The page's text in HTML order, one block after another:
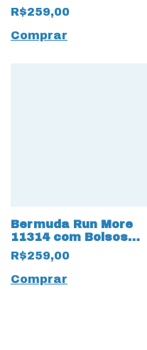
R$259,00
Comprar
Bermuda Run More
11314 com Bolsos
Bege
R$259,00
Comprar